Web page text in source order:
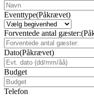
Eventtype(Påkrævet)
Forventede antal gæster:
Dato(Påkrævet)
Budget
Telefon